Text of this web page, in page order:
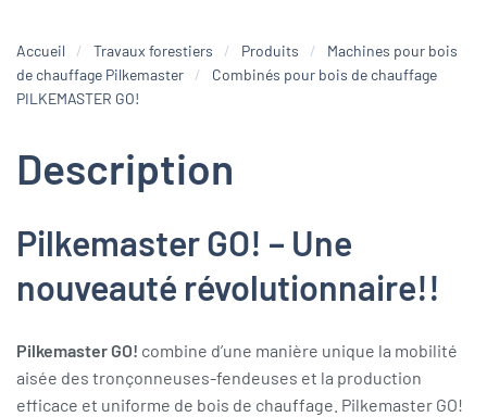
Accueil Travaux forestiers Produits
Machines pour bois
de chauffage Pilkemaster
Combinés pour bois de chauffage
PILKEMASTER GO!
Description
Pilkemaster GO! – Une
nouveauté révolutionnaire!!
Pilkemaster GO! combine d’une manière unique la mobilité
aisée des tronçonneuses-fendeuses et la production
efficace et uniforme de bois de chauffage. Pilkemaster GO!